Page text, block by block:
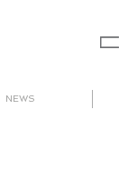
NEWS